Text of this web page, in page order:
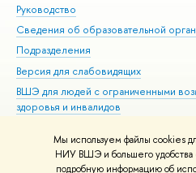
Мы используем файлы cookies
НИУ ВШЭ и большего удобства
подробную информацию об
Руководство
Сведения об образовательной
Подразделения
Версия для слабовидящих
ВШЭ для людей с ограниченными
здоровья и инвалидов